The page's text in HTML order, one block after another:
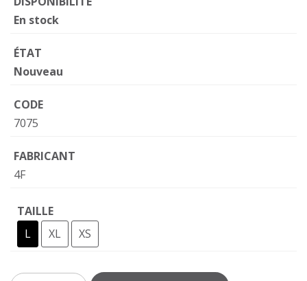
En stock
ÉTAT
Nouveau
CODE
7075
FABRICANT
4F
TAILLE
L
XL XS